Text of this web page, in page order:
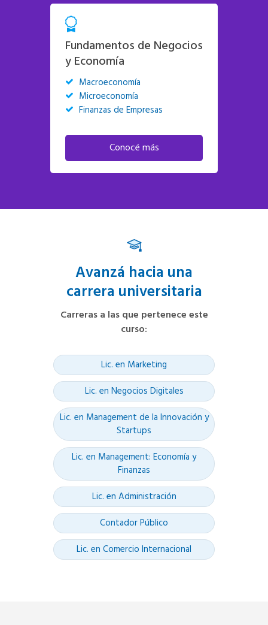
Fundamentos de Negocios
y Economía
Macroeconomía
Microeconomía
Finanzas de Empresas
Conocé más
Avanzá hacia una
carrera universitaria
Carreras a las que pertenece este
curso:
Lic. en Marketing
Lic. en Negocios Digitales
Lic. en Management de la Innovación y
Startups
Lic. en Management: Economía y
Finanzas
Lic. en Administración
Contador Público
Lic. en Comercio Internacional